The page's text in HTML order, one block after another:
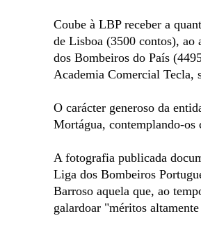
Coube à LBP receber a
de Lisboa (3500 contos), ao
dos Bombeiros do País
Academia Comercial Tecla,
O carácter generoso da
Mortágua, contemplando-os
A fotografia publicada
Liga dos Bombeiros
Barroso aquela que, ao
galardoar "méritos